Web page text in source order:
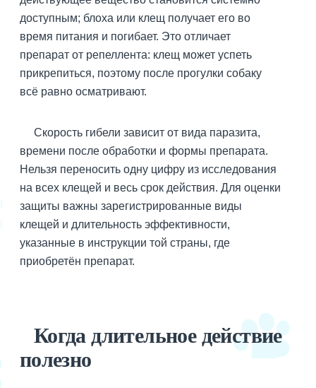
доступным; блоха или клещ получает его во
время питания и погибает. Это отличает
препарат от репеллента: клещ может успеть
прикрепиться, поэтому после прогулки собаку
всё равно осматривают.
Скорость гибели зависит от вида паразита,
времени после обработки и формы препарата.
Нельзя переносить одну цифру из исследования
на всех клещей и весь срок действия. Для оценки
защиты важны зарегистрированные виды
клещей и длительность эффективности,
указанные в инструкции той страны, где
приобретён препарат.
Когда длительное действие
полезно